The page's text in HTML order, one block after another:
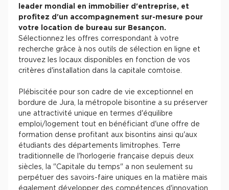
leader mondial en immobilier d'entreprise, et
profitez d'un accompagnement sur-mesure pour
votre location de bureau sur Besançon.
Sélectionnez les offres correspondant à votre
recherche grâce à nos outils de sélection en ligne et
trouvez les locaux disponibles en fonction de vos
critères d'installation dans la capitale comtoise.
Plébiscitée pour son cadre de vie exceptionnel en
bordure de Jura, la métropole bisontine a su préserver
une attractivité unique en termes d'équilibre
emploi/logement tout en bénéficiant d'une offre de
formation dense profitant aux bisontins ainsi qu'aux
étudiants des départements limitrophes. Terre
traditionnelle de l'horlogerie française depuis deux
siècles, la "Capitale du temps" a non seulement su
perpétuer des savoirs-faire uniques en la matière mais
également développer des compétences d'innovation